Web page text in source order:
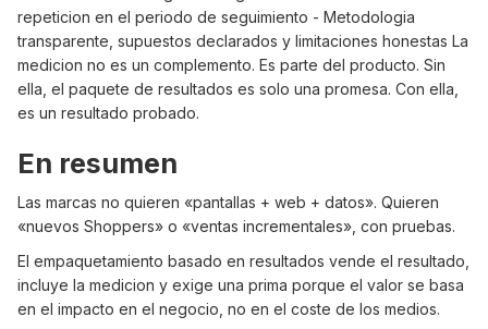
repeticion en el periodo de seguimiento - Metodologia
transparente, supuestos declarados y limitaciones honestas La
medicion no es un complemento. Es parte del producto. Sin
ella, el paquete de resultados es solo una promesa. Con ella,
es un resultado probado.
En resumen
Las marcas no quieren «pantallas + web + datos». Quieren
«nuevos Shoppers» o «ventas incrementales», con pruebas.
El empaquetamiento basado en resultados vende el resultado,
incluye la medicion y exige una prima porque el valor se basa
en el impacto en el negocio, no en el coste de los medios.